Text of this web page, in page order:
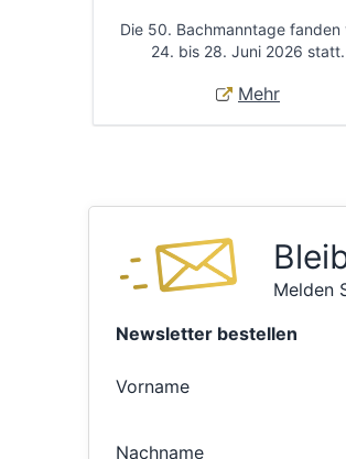
Die 50. Bachmanntage fanden
24. bis 28. Juni 2026 statt.
Mehr
Melden